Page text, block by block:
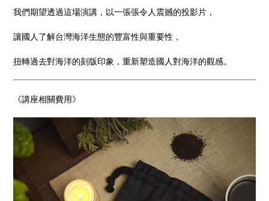
我們期望透過這場演講，以一張張令人震撼的投影片，
讓國人了解台灣海洋生態的豐富性與重要性，
扭轉過去對海洋的刻版印象，重新塑造國人對海洋的觀感。
《講座相關費用》